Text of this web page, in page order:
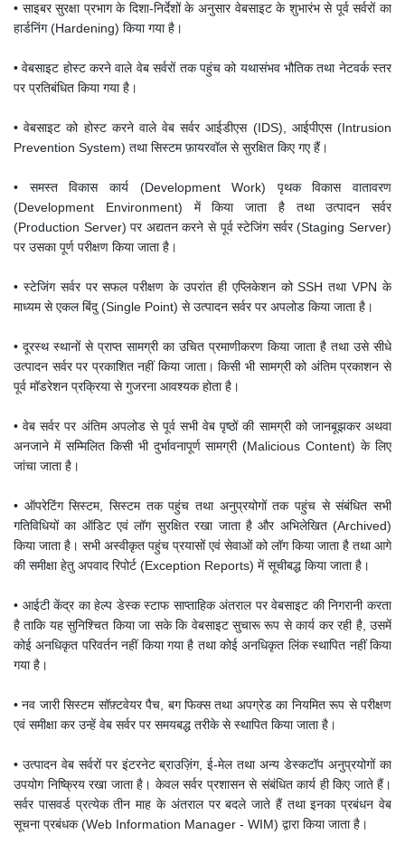
• साइबर सुरक्षा प्रभाग के दिशा-निर्देशों के अनुसार वेबसाइट के शुभारंभ से पूर्व सर्वरों का
हार्डनिंग (Hardening) किया गया है।
• वेबसाइट होस्ट करने वाले वेब सर्वरों तक पहुंच को यथासंभव भौतिक तथा नेटवर्क स्तर
पर प्रतिबंधित किया गया है।
• वेबसाइट को होस्ट करने वाले वेब सर्वर आईडीएस (IDS), आईपीएस (Intrusion
Prevention System) तथा सिस्टम फ़ायरवॉल से सुरक्षित किए गए हैं।
• समस्त विकास कार्य (Development Work) पृथक विकास वातावरण
(Development Environment) में किया जाता है तथा उत्पादन सर्वर
(Production Server) पर अद्यतन करने से पूर्व स्टेजिंग सर्वर (Staging Server)
पर उसका पूर्ण परीक्षण किया जाता है।
• स्टेजिंग सर्वर पर सफल परीक्षण के उपरांत ही एप्लिकेशन को SSH तथा VPN के
माध्यम से एकल बिंदु (Single Point) से उत्पादन सर्वर पर अपलोड किया जाता है।
• दूरस्थ स्थानों से प्राप्त सामग्री का उचित प्रमाणीकरण किया जाता है तथा उसे सीधे
उत्पादन सर्वर पर प्रकाशित नहीं किया जाता। किसी भी सामग्री को अंतिम प्रकाशन से
पूर्व मॉडरेशन प्रक्रिया से गुजरना आवश्यक होता है।
• वेब सर्वर पर अंतिम अपलोड से पूर्व सभी वेब पृष्ठों की सामग्री को जानबूझकर अथवा
अनजाने में सम्मिलित किसी भी दुर्भावनापूर्ण सामग्री (Malicious Content) के लिए
जांचा जाता है।
• ऑपरेटिंग सिस्टम, सिस्टम तक पहुंच तथा अनुप्रयोगों तक पहुंच से संबंधित सभी
गतिविधियों का ऑडिट एवं लॉग सुरक्षित रखा जाता है और अभिलेखित (Archived)
किया जाता है। सभी अस्वीकृत पहुंच प्रयासों एवं सेवाओं को लॉग किया जाता है तथा आगे
की समीक्षा हेतु अपवाद रिपोर्ट (Exception Reports) में सूचीबद्ध किया जाता है।
• आईटी केंद्र का हेल्प डेस्क स्टाफ साप्ताहिक अंतराल पर वेबसाइट की निगरानी करता
है ताकि यह सुनिश्चित किया जा सके कि वेबसाइट सुचारू रूप से कार्य कर रही है, उसमें
कोई अनधिकृत परिवर्तन नहीं किया गया है तथा कोई अनधिकृत लिंक स्थापित नहीं किया
गया है।
• नव जारी सिस्टम सॉफ़्टवेयर पैच, बग फिक्स तथा अपग्रेड का नियमित रूप से परीक्षण
एवं समीक्षा कर उन्हें वेब सर्वर पर समयबद्ध तरीके से स्थापित किया जाता है।
• उत्पादन वेब सर्वरों पर इंटरनेट ब्राउज़िंग, ई-मेल तथा अन्य डेस्कटॉप अनुप्रयोगों का
उपयोग निष्क्रिय रखा जाता है। केवल सर्वर प्रशासन से संबंधित कार्य ही किए जाते हैं।
सर्वर पासवर्ड प्रत्येक तीन माह के अंतराल पर बदले जाते हैं तथा इनका प्रबंधन वेब
सूचना प्रबंधक (Web Information Manager - WIM) द्वारा किया जाता है।